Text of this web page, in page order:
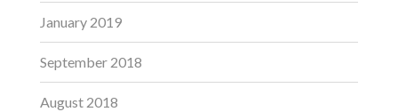
January 2019
September 2018
August 2018